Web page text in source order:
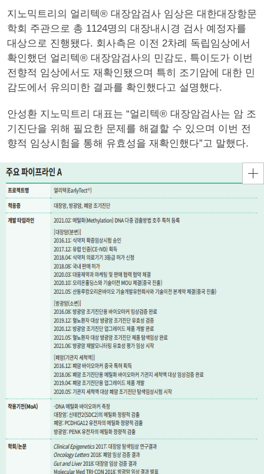
지노믹트리의 얼리텍® 대장암검사 임상은 대한대장항문
학회 주관으로 총 1124명의 대장내시경 검사 예정자를
대상으로 진행됐다. 회사측은 이전 2차례 독립임상에서
확인했던 얼리텍® 대장암검사의 민감도, 특이도가 이번
전향적 임상에서도 재확인됐으며 특히 조기암에 대한 민
감도에서 유의미한 결과를 확인했다고 설명했다.
안성환 지노믹트리 대표는 “얼리텍® 대장암검사는 암 조
기진단을 위해 필요한 문제를 해결할 수 있으며 이번 전
향적 임상시험을 통해 유효성을 재확인했다”고 말했다.